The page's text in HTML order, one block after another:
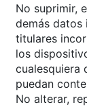
No suprimir,
demás datos
titulares
los
cualesquiera
puedan
No alterar,